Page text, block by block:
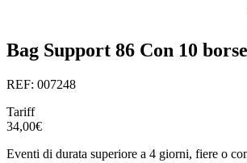
Bag Support 86 Con 10 borse
REF: 007248
Tariff
34,00€
Eventi di durata superiore a 4 giorni, fiere o